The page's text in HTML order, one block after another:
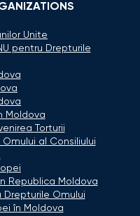
Unite
pentru Drepturile
Moldova
Torturii
al Consiliului
Republica Moldova
Drepturile Omului
în Moldova